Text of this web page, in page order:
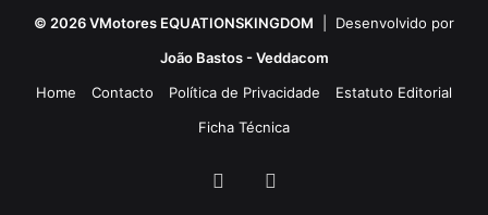
© 2026 VMotores EQUATIONSKINGDOM | Desenvolvido por
João Bastos - Veddacom
Home
Contacto Política de Privacidade
Estatuto Editorial
Ficha Técnica
Facebook